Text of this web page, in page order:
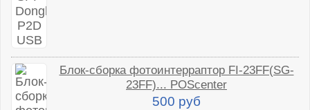
Блок-сборка фотоинтерраптор FI-23FF(SG-
23FF)... POScenter
500 руб